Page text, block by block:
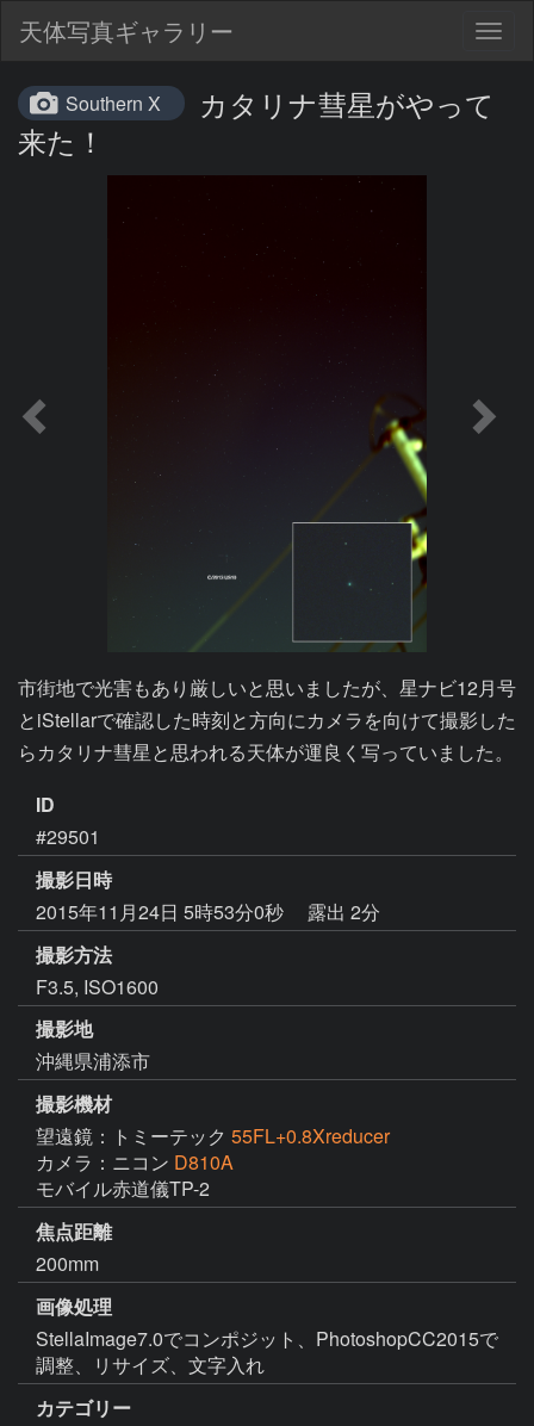
天体写真ギャラリー
Southern X
カタリナ彗星がやって
来た！
市街地で光害もあり厳しいと思いましたが、星ナビ12月号
とiStellarで確認した時刻と方向にカメラを向けて撮影した
らカタリナ彗星と思われる天体が運良く写っていました。
ID
#29501
撮影日時
2015年11月24日 5時53分0秒
露出 2分
撮影方法
F3.5, ISO1600
撮影地
沖縄県浦添市
撮影機材
望遠鏡：トミーテック 55FL+0.8Xreducer
カメラ：ニコン D810A
モバイル赤道儀TP-2
焦点距離
200mm
画像処理
StellaImage7.0でコンポジット、PhotoshopCC2015で
調整、リサイズ、文字入れ
カテゴリー